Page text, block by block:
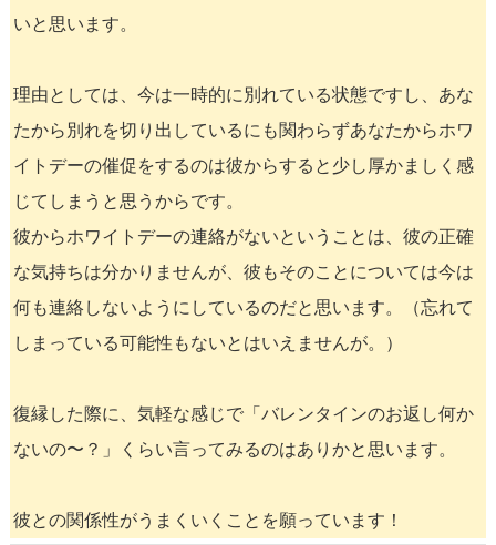
いと思います。
理由としては、今は一時的に別れている状態ですし、あな
たから別れを切り出しているにも関わらずあなたからホワ
イトデーの催促をするのは彼からすると少し厚かましく感
じてしまうと思うからです。
彼からホワイトデーの連絡がないということは、彼の正確
な気持ちは分かりませんが、彼もそのことについては今は
何も連絡しないようにしているのだと思います。（忘れて
しまっている可能性もないとはいえませんが。）
復縁した際に、気軽な感じで「バレンタインのお返し何か
ないの〜？」くらい言ってみるのはありかと思います。
彼との関係性がうまくいくことを願っています！